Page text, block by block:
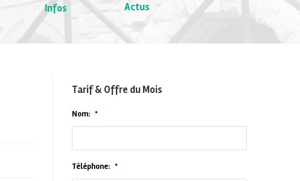
Infos Actus
Tarif & Offre du Mois
Nom: *
Téléphone: *